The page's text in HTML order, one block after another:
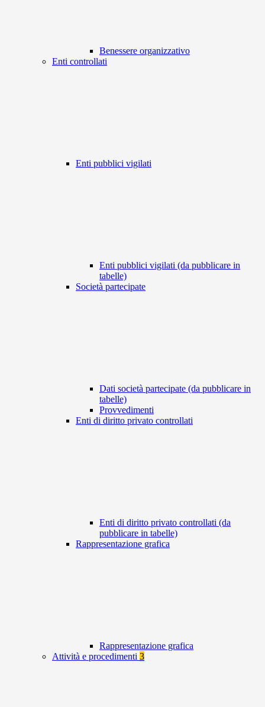
Benessere organizzativo
Enti controllati
Enti pubblici vigilati
Enti pubblici vigilati (da pubblicare in
tabelle)
Società partecipate
Dati società partecipate (da pubblicare in
tabelle)
Provvedimenti
Enti di diritto privato controllati
Enti di diritto privato controllati (da
pubblicare in tabelle)
Rappresentazione grafica
Rappresentazione grafica
Attività e procedimenti 3